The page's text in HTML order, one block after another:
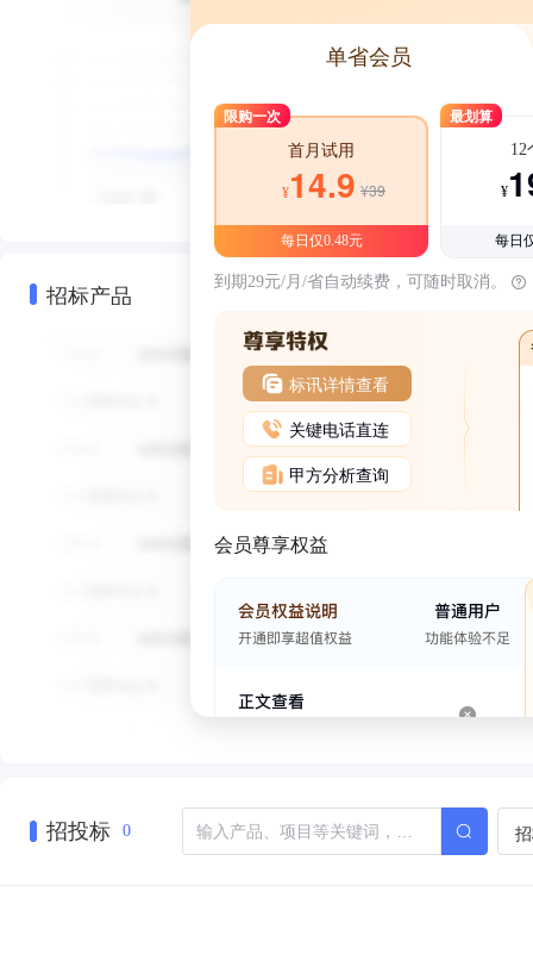
招标产品
单省会员
限购一次
首月试用
¥14.9 ¥39
每日仅0.48元
最划算
12
¥
每日
到期29元/月/省自动续费，可随时取消。
标讯详情查看
关键电话直连
甲方分析查询
会员尊享权益
招投标 0